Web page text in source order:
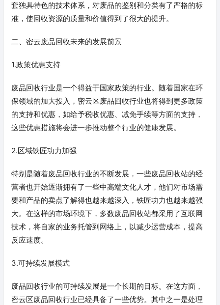
套独具特色的技术体系，对废品的鉴别和分类有了严格的标
准，使回收资源的质量和价值得到了很大的提升。
二、密云废品回收未来的发展前景
1.政策优惠支持
废品回收行业是一个得益于国家政策的行业。随着国家在环
保领域的加大投入，密云区废品回收行业也将得到更多政策
的支持和优惠，如给予税收优惠、减免手续等方面的支持，
这些优惠措施将会进一步推动整个行业的健康发展。
2.区域铁匠功力加强
特别是随着废品回收行业的不断发展，一些废品回收站的经
营者也开始逐渐拥有了一些中高端文化人才，他们对市场需
要和产品的卖点了解得也越来越深入，铁匠功力也越来越强
大。在这样的市场环境下，多数废品回收站都采用了互联网
技术，将自家的业务托管到网络上，以减少运营成本，提高
反应速度。
3.可持续发展模式
废品回收行业的可持续发展是一个长期的目标。在这方面，
密云区废品回收行业已经具备了一些优势。其中之一是处理